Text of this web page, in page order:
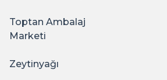
Gold
Toptan Ambalaj
Marketi
Zeytinyağı